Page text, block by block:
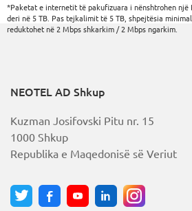
t
e
r
v
e
*Paketat e internetit të pakufizuara i nënshtrohen
deri në 5 TB. Pas tejkalimit të 5 TB, shpejtësia
reduktohet në 2 Mbps shkarkim / 2 Mbps ngarkim.
NEOTEL AD Shkup
Kuzman Josifovski Pitu nr. 15
1000 Shkup
Republika e Maqedonisë së Veriut